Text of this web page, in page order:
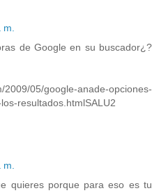
de Google en su buscador¿?
2009/05/google-anade-opciones-
resultados.htmlSALU2
quieres porque para eso es tu